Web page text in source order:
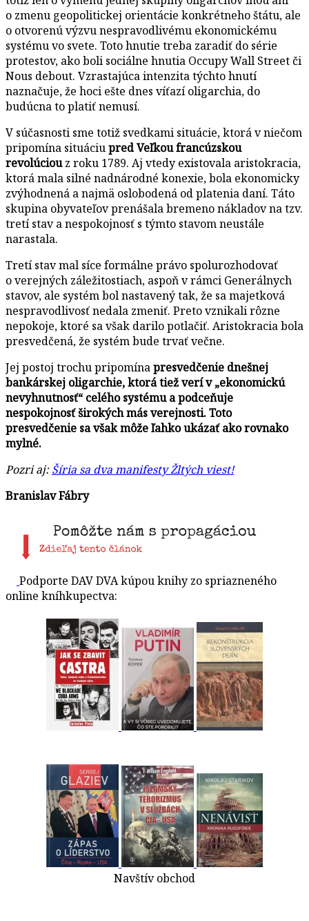
o zmenu geopolitickej orientácie konkrétneho štátu, ale
o otvorenú výzvu nespravodlivému ekonomickému
systému vo svete. Toto hnutie treba zaradiť do série
protestov, ako boli sociálne hnutia Occupy Wall Street či
Nous debout. Vzrastajúca intenzita týchto hnutí
naznačuje, že hoci ešte dnes víťazí oligarchia, do
budúcna to platiť nemusí.
V súčasnosti sme totiž svedkami situácie, ktorá v niečom
pripomína situáciupred Veľkou francúzskou
revolúciouz roku 1789. Aj vtedy existovala aristokracia,
ktorá mala silné nadnárodné konexie, bola ekonomicky
zvýhodnená a najmä oslobodená od platenia daní. Táto
skupina obyvateľov prenášala bremeno nákladov na tzv.
tretí stav a nespokojnosť s týmto stavom neustále
narastala.
Tretí stav mal síce formálne právo spolurozhodovať
o verejných záležitostiach, aspoň v rámci Generálnych
stavov, ale systém bol nastavený tak, že sa majetková
nespravodlivosť nedala zmeniť. Preto vznikali rôzne
nepokoje, ktoré sa však darilo potlačiť. Aristokracia bola
presvedčená, že systém bude trvať večne.
Jej postoj trochu pripomínapresvedčenie dnešnej
bankárskej oligarchie, ktorá tiež verí v „ekonomickú
nevyhnutnosť“ celého systému a podceňuje
nespokojnosť širokých más verejnosti.Toto
presvedčenie sa však môže ľahko ukázať ako rovnako
mylné.
Pozri aj:Šíria sa dva manifesty Žltých viest!
Branislav Fábry
Podporte DAV DVA kúpou knihy zo spriazneného
online kníhkupectva:
Navštív obchod